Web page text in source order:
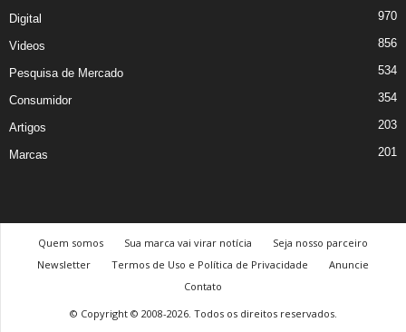
Digital 970
Videos 856
Pesquisa de Mercado 534
Consumidor 354
Artigos 203
Marcas 201
Quem somos Sua marca vai virar notícia
Seja nosso parceiro
Newsletter
Termos de Uso e Política de Privacidade
Anuncie
Contato
© Copyright © 2008-2026. Todos os direitos reservados.